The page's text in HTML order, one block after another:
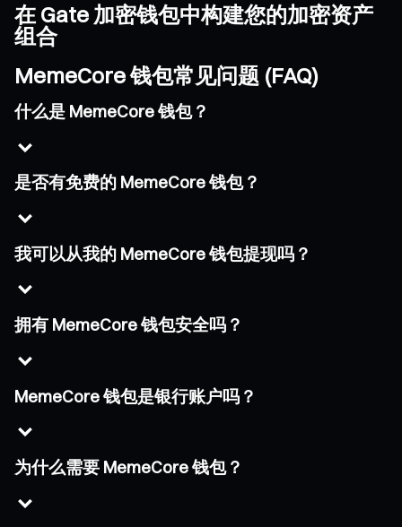
在 Gate 加密钱包中构建您的加密资产
组合
MemeCore 钱包常见问题 (FAQ)
什么是 MemeCore 钱包？
是否有免费的 MemeCore 钱包？
我可以从我的 MemeCore 钱包提现吗？
拥有 MemeCore 钱包安全吗？
MemeCore 钱包是银行账户吗？
为什么需要 MemeCore 钱包？